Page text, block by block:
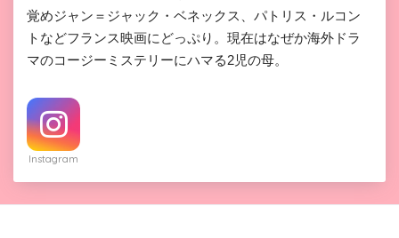
覚めジャン＝ジャック・ベネックス、パトリス・ルコン
トなどフランス映画にどっぷり。現在はなぜか海外ドラ
マのコージーミステリーにハマる2児の母。
Instagram